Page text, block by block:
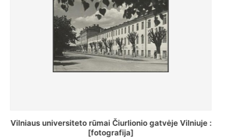
St. Batoro universiteto J. Pilsudskio kolegija :
[fotografija]